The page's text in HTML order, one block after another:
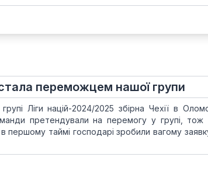
стала переможцем нашої групи
Ліги націй-2024/2025 збірна Чехії в
претендували на перемогу у групі, тож
першому таймі господарі зробили вагому